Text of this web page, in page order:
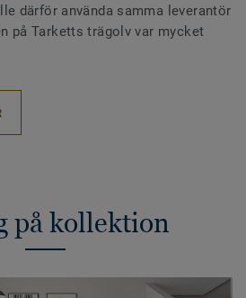
därför använda samma leverantör
på Tarketts trägolv var mycket
på kollektion